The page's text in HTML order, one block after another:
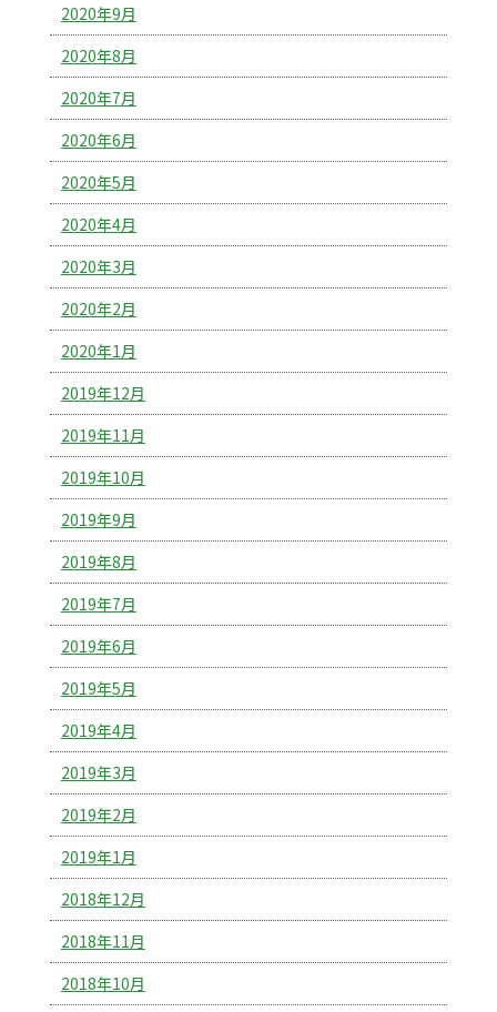
2020年9月
2020年8月
2020年7月
2020年6月
2020年5月
2020年4月
2020年3月
2020年2月
2020年1月
2019年12月
2019年11月
2019年10月
2019年9月
2019年8月
2019年7月
2019年6月
2019年5月
2019年4月
2019年3月
2019年2月
2019年1月
2018年12月
2018年11月
2018年10月